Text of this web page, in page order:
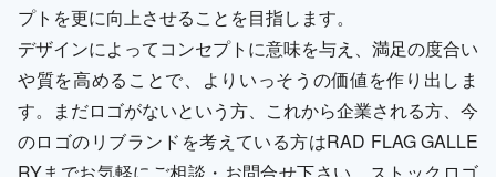
プトを更に向上させることを目指します。
デザインによってコンセプトに意味を与え、満足の度合い
や質を高めることで、よりいっそうの価値を作り出しま
す。まだロゴがないという方、これから企業される方、今
のロゴのリブランドを考えている方はRAD FLAG GALLE
RYまでお気軽にご相談・お問合せ下さい。ストックロゴ